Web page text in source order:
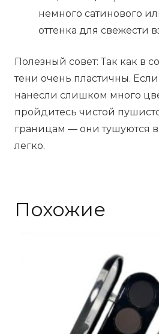
немного сатинового
оттенка для свежести
Полезный совет: Так как в
тени очень пластичны.
нанесли слишком много
пройдитесь чистой
границам — они тушуются
легко.
Похожие